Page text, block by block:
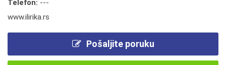
Telefon: ---
www.ilirika.rs
Pošaljite poruku